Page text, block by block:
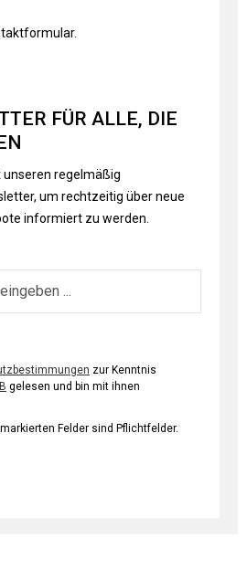
.
FÜR ALLE, DIE
regelmäßig
um rechtzeitig über neue
informiert zu werden.
Felder sind Pflichtfelder.